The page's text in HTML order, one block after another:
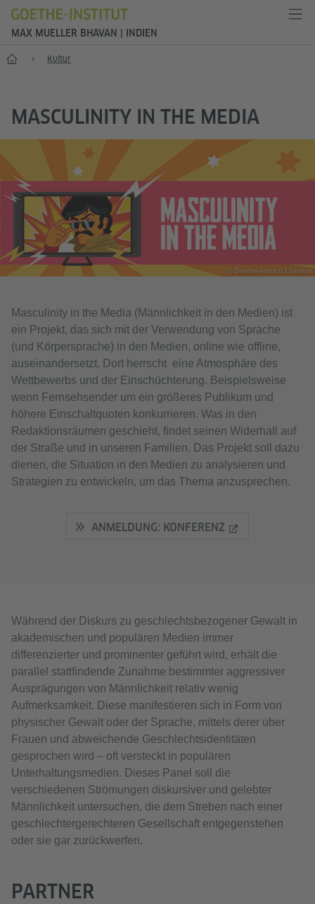
MAX MUELLER BHAVAN | INDIEN
Start Kultur
MASCULINITY IN THE MEDIA
© Goethe-Institut Chennai
Masculinity in the Media (Männlichkeit in den Medien) ist
ein Projekt, das sich mit der Verwendung von Sprache
(und Körpersprache) in den Medien, online wie offline,
auseinandersetzt. Dort herrscht eine Atmosphäre des
Wettbewerbs und der Einschüchterung. Beispielsweise
wenn Fernsehsender um ein größeres Publikum und
höhere Einschaltquoten konkurrieren. Was in den
Redaktionsräumen geschieht, findet seinen Widerhall auf
der Straße und in unseren Familien. Das Projekt soll dazu
dienen, die Situation in den Medien zu analysieren und
Strategien zu entwickeln, um das Thema anzusprechen.
ANMELDUNG: KONFERENZ
Während der Diskurs zu geschlechtsbezogener Gewalt in
akademischen und populären Medien immer
differenzierter und prominenter geführt wird, erhält die
parallel stattfindende Zunahme bestimmter aggressiver
Ausprägungen von Männlichkeit relativ wenig
Aufmerksamkeit. Diese manifestieren sich in Form von
physischer Gewalt oder der Sprache, mittels derer über
Frauen und abweichende Geschlechtsidentitäten
gesprochen wird – oft versteckt in populären
Unterhaltungsmedien. Dieses Panel soll die
verschiedenen Strömungen diskursiver und gelebter
Männlichkeit untersuchen, die dem Streben nach einer
geschlechtergerechteren Gesellschaft entgegenstehen
oder sie gar zurückwerfen.
PARTNER